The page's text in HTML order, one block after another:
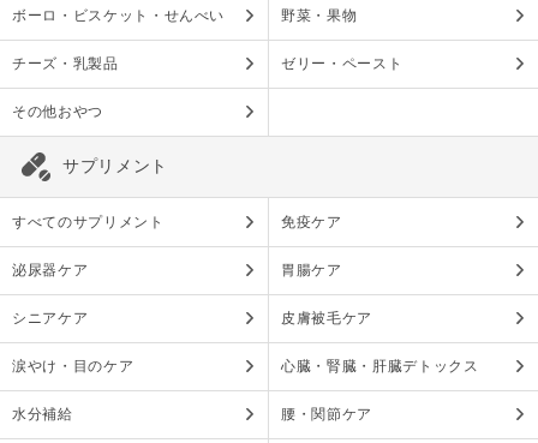
ボーロ・ビスケット・せんべい 野菜・果物
チーズ・乳製品 ゼリー・ペースト
その他おやつ
サプリメント
すべてのサプリメント 免疫ケア
泌尿器ケア 胃腸ケア
シニアケア 皮膚被毛ケア
涙やけ・目のケア 心臓・腎臓・肝臓デトックス
水分補給 腰・関節ケア